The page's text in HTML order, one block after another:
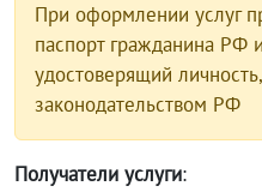
При оформлении услуг
паспорт гражданина РФ
удостоверящий
законодательством РФ
Получатели услуги: